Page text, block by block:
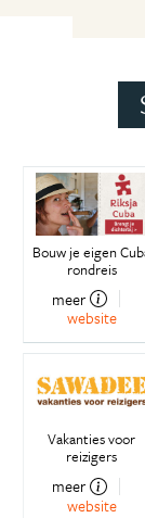
Bouw je eigen
rondreis
meer
website
Vakanties voor
reizigers
meer
website